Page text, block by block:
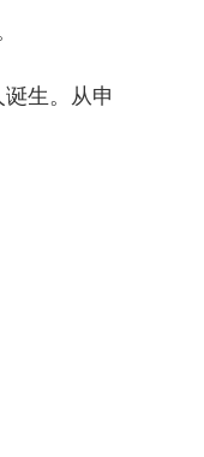
生。从申